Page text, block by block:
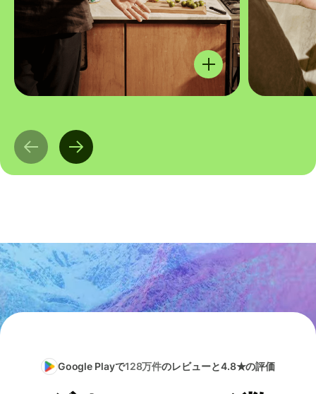
Google Playで128万件のレビューと4.8★の評価